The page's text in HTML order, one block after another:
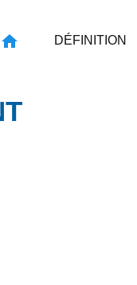
DÉFINITION